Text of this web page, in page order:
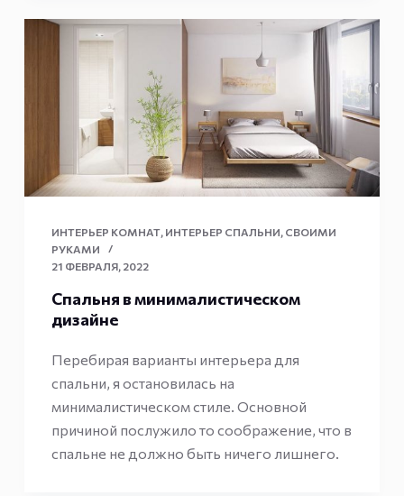
ИНТЕРЬЕР КОМНАТ, ИНТЕРЬЕР СПАЛЬНИ, СВОИМИ
РУКАМИ
21 ФЕВРАЛЯ, 2022
Спальня в минималистическом
дизайне
Перебирая варианты интерьера для
спальни, я остановилась на
минималистическом стиле. Основной
причиной послужило то соображение, что в
спальне не должно быть ничего лишнего.